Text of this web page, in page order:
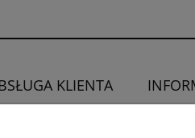
KLIENTA